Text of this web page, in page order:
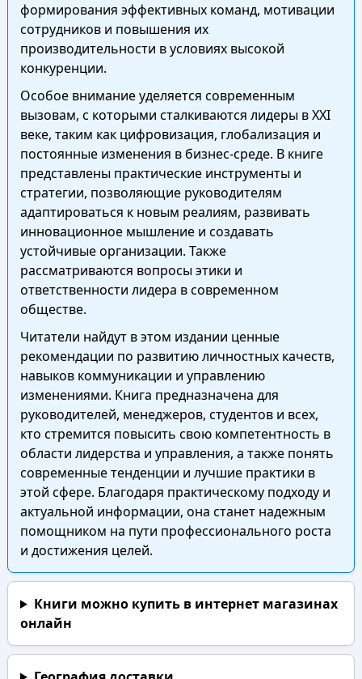
формирования эффективных команд, мотивации
сотрудников и повышения их
производительности в условиях высокой
конкуренции.
Особое внимание уделяется современным
вызовам, с которыми сталкиваются лидеры в XXI
веке, таким как цифровизация, глобализация и
постоянные изменения в бизнес-среде. В книге
представлены практические инструменты и
стратегии, позволяющие руководителям
адаптироваться к новым реалиям, развивать
инновационное мышление и создавать
устойчивые организации. Также
рассматриваются вопросы этики и
ответственности лидера в современном
обществе.
Читатели найдут в этом издании ценные
рекомендации по развитию личностных качеств,
навыков коммуникации и управлению
изменениями. Книга предназначена для
руководителей, менеджеров, студентов и всех,
кто стремится повысить свою компетентность в
области лидерства и управления, а также понять
современные тенденции и лучшие практики в
этой сфере. Благодаря практическому подходу и
актуальной информации, она станет надежным
помощником на пути профессионального роста
и достижения целей.
Книги можно купить в интернет магазинах
онлайн